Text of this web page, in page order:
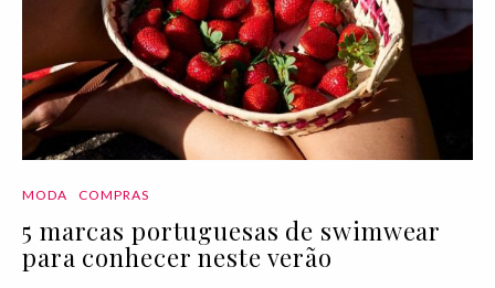
MODA COMPRAS
5 marcas portuguesas de swimwear
para conhecer neste verão